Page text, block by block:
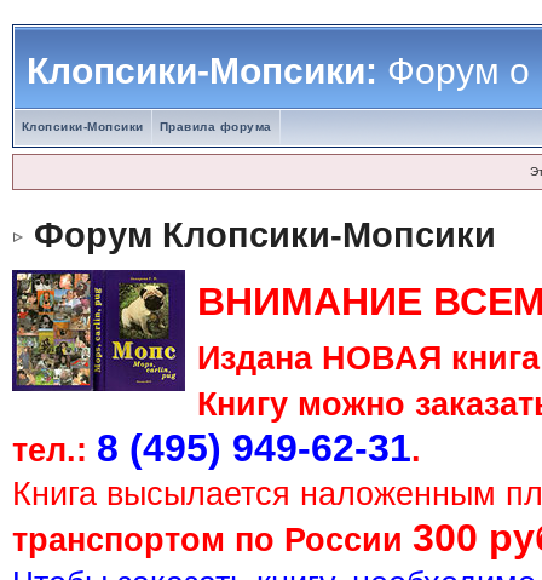
Клопсики-Мопсики:Форум о
Клопсики-Мопсики Правила форума
Форум Клопсики-Мопсики
ВНИМАНИЕ
Издана НОВАЯ
Книгу можно
тел.: 8 (495) 949-62-31.
Книга высылается наложенным
транспортом по России 300